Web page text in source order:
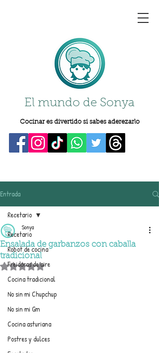
El mundo de Sonya
Cocinar es divertido si sabes aderezarlo
Entrada
Recetario
Robot de cocina
Freidoras de aire
Cocina tradicional
No sin mi Chupchup
No sin mi Gm
Cocina asturiana
Postres y dulces
Recetario
Ensalada de garbanzos con caballa
tradicional
Sonya
Obtuvo NaN de 5 estrellas.